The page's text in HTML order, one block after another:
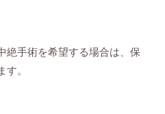
絶手術を希望する場合は、保
。